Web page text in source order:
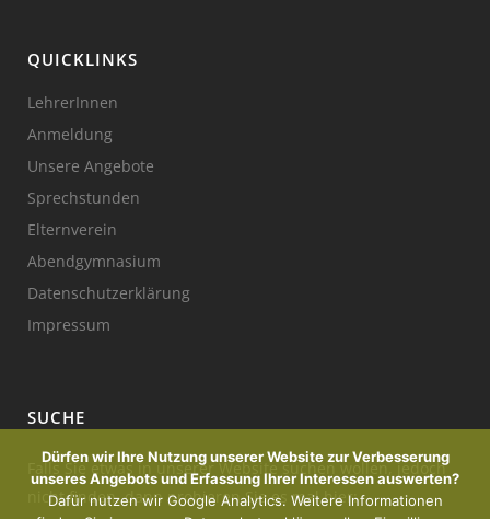
QUICKLINKS
LehrerInnen
Anmeldung
Unsere Angebote
Sprechstunden
Elternverein
Abendgymnasium
Datenschutzerklärung
Impressum
SUCHE
Falls Sie etwas in unserer Website suchen wollen, jedoch
nicht finden, dann probieren Sie es mal hier:
Dürfen wir Ihre Nutzung unserer Website zur Verbesserung
unseres Angebots und Erfassung Ihrer Interessen auswerten?
Dafür nutzen wir Google Analytics. Weitere Informationen